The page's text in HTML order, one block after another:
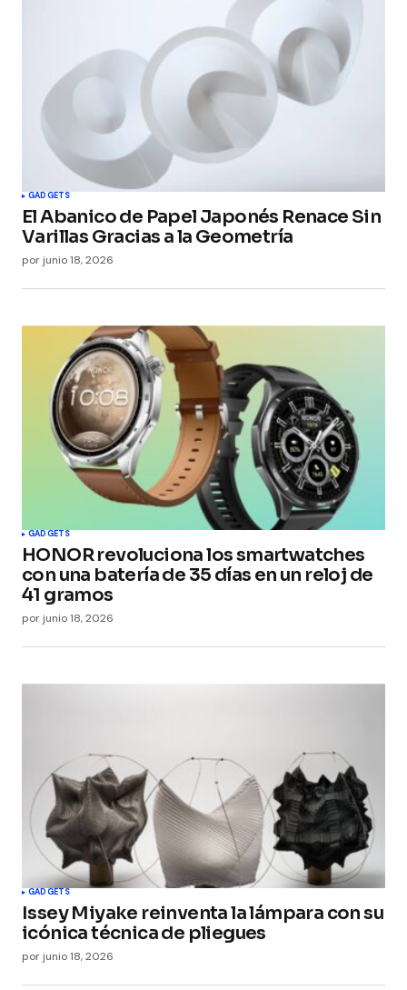
GADGETS
El Abanico de Papel Japonés Renace Sin
Varillas Gracias a la Geometría
por junio 18, 2026
GADGETS
HONOR revoluciona los smartwatches
con una batería de 35 días en un reloj de
41 gramos
por junio 18, 2026
GADGETS
Issey Miyake reinventa la lámpara con su
icónica técnica de pliegues
por junio 18, 2026